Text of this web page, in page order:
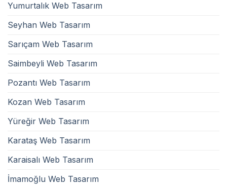
Yumurtalık Web Tasarım
Seyhan Web Tasarım
Sarıçam Web Tasarım
Saimbeyli Web Tasarım
Pozantı Web Tasarım
Kozan Web Tasarım
Yüreğir Web Tasarım
Karataş Web Tasarım
Karaisalı Web Tasarım
İmamoğlu Web Tasarım